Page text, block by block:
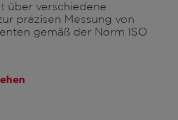
über verschiedene
präzisen Messung von
gemäß der Norm ISO